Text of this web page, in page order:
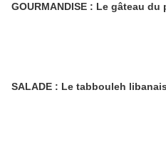
GOURMANDISE : Le gâteau du
SALADE : Le tabbouleh libanais